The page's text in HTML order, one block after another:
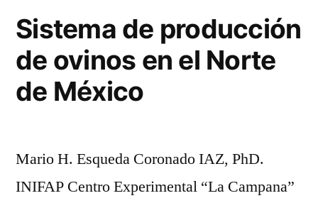
Sistema de producción
de ovinos en el Norte
de México
Mario H. Esqueda Coronado IAZ, PhD.
INIFAP Centro Experimental “La Campana”